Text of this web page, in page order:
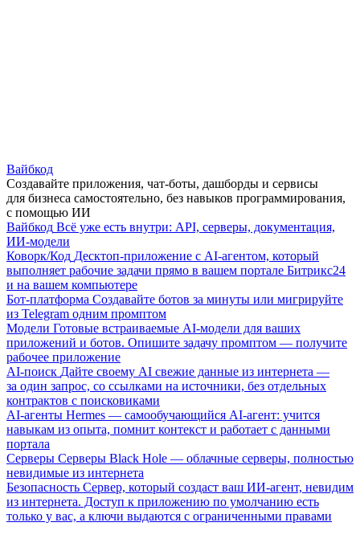
Вайбкод
Создавайте приложения, чат-боты, дашборды и сервисы
для бизнеса самостоятельно, без навыков программирования,
с помощью ИИ
Вайбкод Всё уже есть внутри: API, серверы, документация,
ИИ-модели
Коворк/Код Десктоп-приложение с AI-агентом, который
выполняет рабочие задачи прямо в вашем портале Битрикс24
и на вашем компьютере
Бот-платформа Создавайте ботов за минуты или мигрируйте
из Telegram одним промптом
Модели Готовые встраиваемые AI-модели для ваших
приложений и ботов. Опишите задачу промптом — получите
рабочее приложение
AI-поиск Дайте своему AI свежие данные из интернета —
за один запрос, со ссылками на источники, без отдельных
контрактов с поисковиками
AI-агенты Hermes — самообучающийся AI-агент: учится
навыкам из опыта, помнит контекст и работает с данными
портала
Серверы Серверы Black Hole — облачные серверы, полностью
невидимые из интернета
Безопасность Сервер, который создаст ваш ИИ-агент, невидим
из интернета. Доступ к приложению по умолчанию есть
только у вас, а ключи выдаются с ограниченными правами